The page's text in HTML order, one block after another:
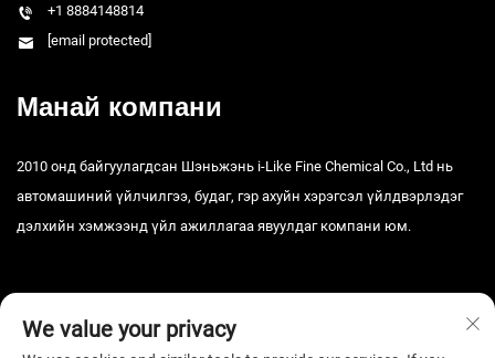
+1 8884148814
[email protected]
Манай компани
2010 онд байгуулагдсан Шэньжэнь i-Like Fine Chemical Co., Ltd нь
автомашиний үйлчилгээ, будаг, гэр ахуйн хэрэгсэл үйлдвэрлэдэг
дэлхийн хэмжээнд үйл ажиллагаа явуулдаг компани юм.
We value your privacy